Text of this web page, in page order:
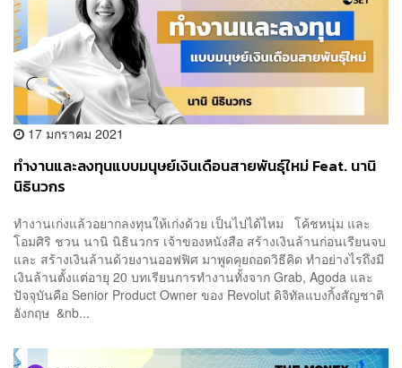
17 มกราคม 2021
ทำงานและลงทุนแบบมนุษย์เงินเดือนสายพันธุ์ใหม่ Feat. นานิ
นิธินวกร
ทำงานเก่งแล้วอยากลงทุนให้เก่งด้วย เป็นไปได้ไหม โค้ชหนุ่ม และ
โอมศิริ ชวน นานิ นิธินวกร เจ้าของหนังสือ สร้างเงินล้านก่อนเรียนจบ
และ สร้างเงินล้านด้วยงานออฟฟิศ มาพูดคุยถอดวิธีคิด ทำอย่างไรถึงมี
เงินล้านตั้งแต่อายุ 20 บทเรียนการทำงานทั้งจาก Grab, Agoda และ
ปัจจุบันคือ Senior Product Owner ของ Revolut ดิจิทัลแบงกิ้งสัญชาติ
อังกฤษ &nb...